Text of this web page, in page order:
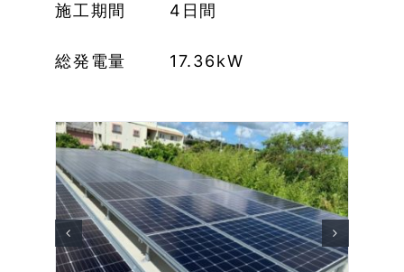
施工期間 4日間
総発電量 17.36kW